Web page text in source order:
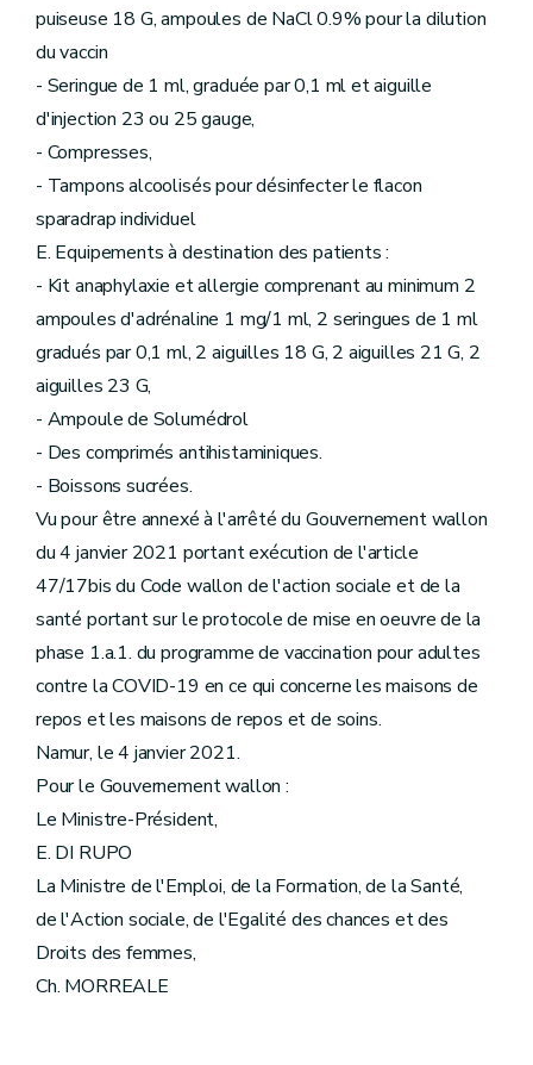
puiseuse 18 G, ampoules de NaCl 0.9% pour la dilution
du vaccin
- Seringue de 1 ml, graduée par 0,1 ml et aiguille
d'injection 23 ou 25 gauge,
- Compresses,
- Tampons alcoolisés pour désinfecter le flacon
sparadrap individuel
E. Equipements à destination des patients :
- Kit anaphylaxie et allergie comprenant au minimum 2
ampoules d'adrénaline 1 mg/1 ml, 2 seringues de 1 ml
gradués par 0,1 ml, 2 aiguilles 18 G, 2 aiguilles 21 G, 2
aiguilles 23 G,
- Ampoule de Solumédrol
- Des comprimés antihistaminiques.
- Boissons sucrées.
Vu pour être annexé à l'arrêté du Gouvernement wallon
du 4 janvier 2021 portant exécution de l'article
47/17bis du Code wallon de l'action sociale et de la
santé portant sur le protocole de mise en oeuvre de la
phase 1.a.1. du programme de vaccination pour adultes
contre la COVID-19 en ce qui concerne les maisons de
repos et les maisons de repos et de soins.
Namur, le 4 janvier 2021.
Pour le Gouvernement wallon :
Le Ministre-Président,
E. DI RUPO
La Ministre de l'Emploi, de la Formation, de la Santé,
de l'Action sociale, de l'Egalité des chances et des
Droits des femmes,
Ch. MORREALE